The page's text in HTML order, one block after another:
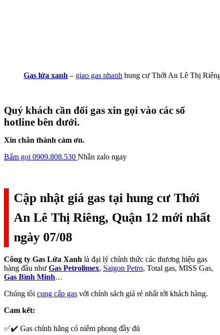
Gas lửa xanh – giao gas nhanh hung cư Thới An Lê Thị
Quý khách cần đổi gas xin gọi vào các số
hotline bên dưới.
Xin chân thành cảm ơn.
Bấm gọi 0909.808.530 Nhắn zalo ngay
Cập nhật giá gas tại hung cư Thới
An Lê Thị Riêng, Quận 12 mới nhất
ngày 07/08
Công ty Gas Lửa Xanh là đại lý chính thức các thương hiệu gas
hàng đầu như Gas Petrolimex, Saigon Petro, Total gas, MISS Gas,
Gas Bình Minh…
Chúng tôi cung cấp gas với chính sách giá rẻ nhất tới khách hàng.
Cam kết:
✅✔️ Gas chính hãng có niêm phong đầy đủ